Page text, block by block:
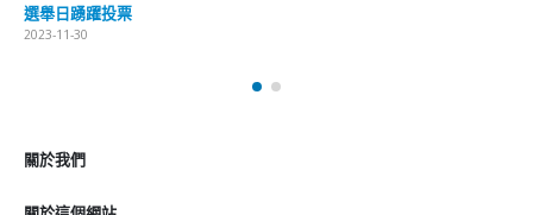
選舉日踴躍投票
2023-11-30
關於我們